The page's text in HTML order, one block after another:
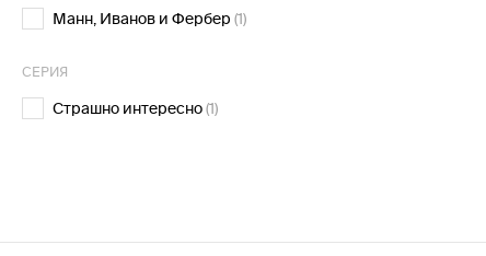
Манн, Иванов и Фербер (1)
СЕРИЯ
Страшно интересно(1)